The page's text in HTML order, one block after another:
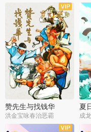
赞先生与找钱华
洪金宝咏春治恶霸
夏